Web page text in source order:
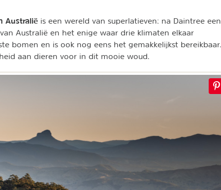
Australië is een wereld van superlatieven: na Daintree een
Australië en het enige waar drie klimaten elkaar
bomen en is ook nog eens het gemakkelijkst bereikbaar.
aan dieren voor in dit mooie woud.